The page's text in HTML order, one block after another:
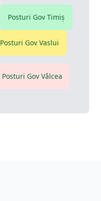
Posturi Gov Timiş
Posturi Gov Vaslui
Posturi Gov Vâlcea